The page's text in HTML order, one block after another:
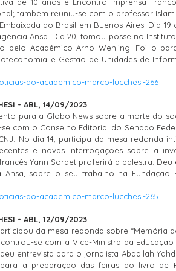
também reuniu-se com o professor Islam
do Brasil em Buenos Aires. Dia 19
Ansa. Dia 20, tomou posse no
pelo Acadêmico Arno Wehling. Foi o
e Gestão de Unidades de
do-academico-marco-lucchesi-266
- ABL, 14/09/2023
para a Globo News sobre a morte do
com o Conselho Editorial do Senado
No dia 14, participa da mesa-redonda
e novas interrogações sobre a
Yann Sordet proferirá a palestra. Deu
sobre o seu trabalho na Fundação
do-academico-marco-lucchesi-265
- ABL, 12/09/2023
da mesa-redonda sobre “Memória
se com a Vice-Ministra da
entrevista para o jornalista Abdallah
a preparação das feiras do livro de